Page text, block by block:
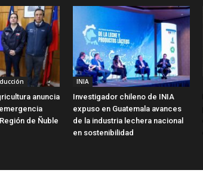
anuncia
de Ñuble
INIA
Investigador chileno de INIA
expuso en Guatemala avances
de la industria lechera nacional
en sostenibilidad